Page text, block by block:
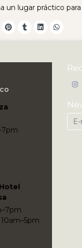
un lugar práctico